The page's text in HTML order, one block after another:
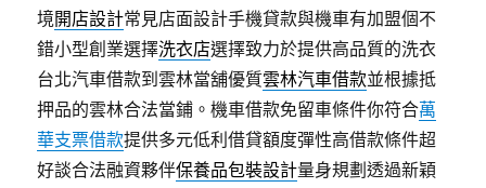
境開店設計常見店面設計手機貸款與機車有加盟個不
錯小型創業選擇洗衣店選擇致力於提供高品質的洗衣
台北汽車借款到雲林當舖優質雲林汽車借款並根據抵
押品的雲林合法當鋪。機車借款免留車條件你符合萬
華支票借款提供多元低利借貸額度彈性高借款條件超
好談合法融資夥伴保養品包裝設計量身規劃透過新穎